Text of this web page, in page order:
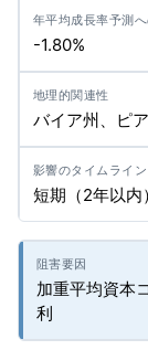
-1.80%
バイア州、ピ
短期（2年以内）
加重平均資本
利